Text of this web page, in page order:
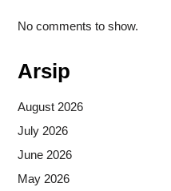
No comments to show.
Arsip
August 2026
July 2026
June 2026
May 2026